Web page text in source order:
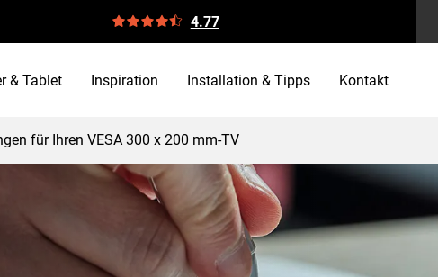
4.77
& Tablet Inspiration Installation & Tipps Kontakt
für Ihren VESA 300 x 200 mm-TV